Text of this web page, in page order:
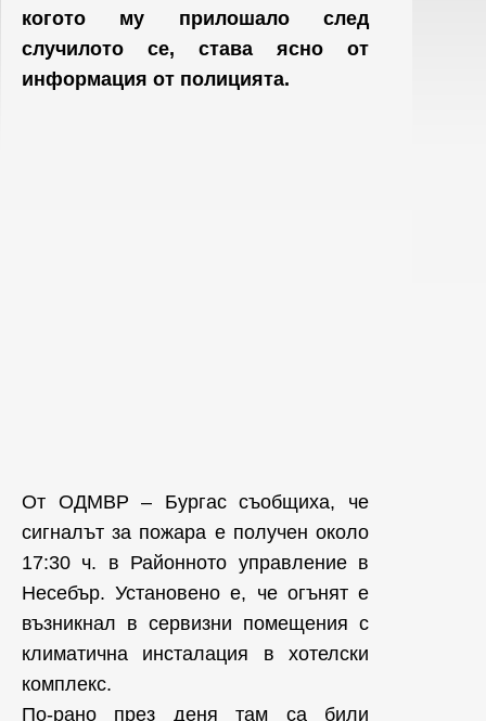
когото му прилошало след
случилото се, става ясно от
информация от полицията.
От ОДМВР – Бургас съобщиха, че
сигналът за пожара е получен около
17:30 ч. в Районното управление в
Несебър. Установено е, че огънят е
възникнал в сервизни помещения с
климатична инсталация в хотелски
комплекс.
По-рано през деня там са били